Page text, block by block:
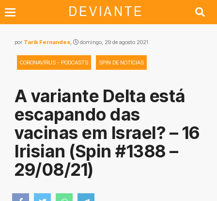
por Tarik Fernandes, domingo, 29 de agosto 2021
CORONAVÍRUS - PODCASTS SPIN DE NOTÍCIAS
A variante Delta está
escapando das
vacinas em Israel? – 16
Irisian (Spin #1388 –
29/08/21)